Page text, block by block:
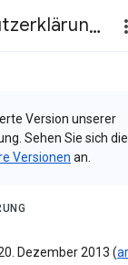
Datenschutzerklärung & Nutzungsbedingungen
Version unserer
Sehen Sie sich die
Versionen an.
Dezember 2013 (